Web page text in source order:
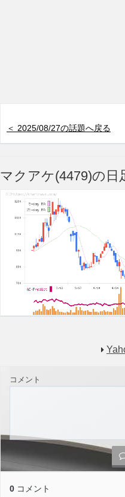
＜ 2025/08/27の話題へ戻る
マクアケ(4479)の日
コメント
0 コメント